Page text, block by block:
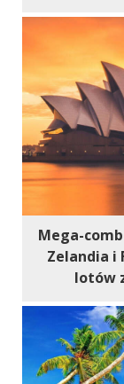
Mega-
Zelandia i
lotów